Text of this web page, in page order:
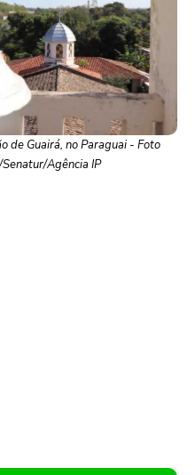
de Guairá, no Paraguai - Foto
Agência IP